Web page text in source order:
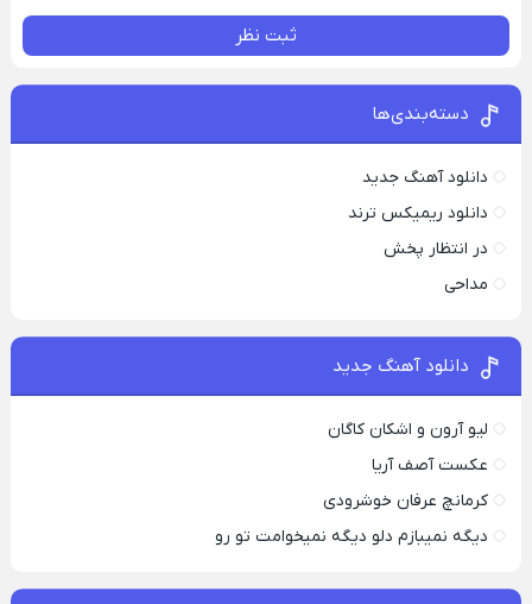
ثبت نظر
دسته‌بندی‌ها
دانلود آهنگ جدید
دانلود ریمیکس ترند
در انتظار پخش
مداحی
دانلود آهنگ جدید
لیو آرون و اشکان کاگان
عکست آصف آریا
کرمانچ عرفان خوشرودی
دیگه نمیبازم دلو دیگه نمیخوامت تو رو